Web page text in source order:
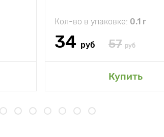
Кол-во в упаковке: 0.1 г
34 руб 57 руб
Купить